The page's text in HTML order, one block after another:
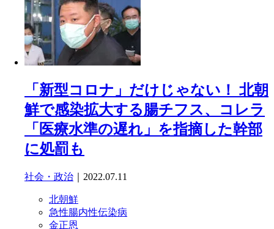
「新型コロナ」だけじゃない！ 北朝
鮮で感染拡大する腸チフス、コレラ
「医療水準の遅れ」を指摘した幹部
に処罰も
社会・政治 ｜2022.07.11
北朝鮮
急性腸内性伝染病
金正恩